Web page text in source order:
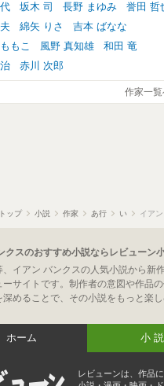
坂木 司 長野 まゆみ
誉田 哲
綿矢 りさ
吉本 ばなな
もこ
風野 真知雄
和田 竜
赤川 次郎
作家一
ップ 小説 作家 あ行 い イア
クスのおすすめ小説ならレビューン
、イアン バンクスの人気小説から
ーサイトです。制作者の意図や作品
めることで、その小説をもっと楽
ホーム 小説
レビューンは、作品